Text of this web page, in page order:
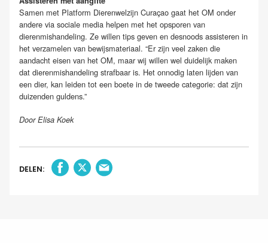
Samen met Platform Dierenwelzijn Curaçao gaat het OM onder
andere via sociale media helpen met het opsporen van
dierenmishandeling. Ze willen tips geven en desnoods assisteren in
het verzamelen van bewijsmateriaal. “Er zijn veel zaken die
aandacht eisen van het OM, maar wij willen wel duidelijk maken
dat dierenmishandeling strafbaar is. Het onnodig laten lijden van
een dier, kan leiden tot een boete in de tweede categorie: dat zijn
duizenden guldens.”
Door Elisa Koek
DELEN: